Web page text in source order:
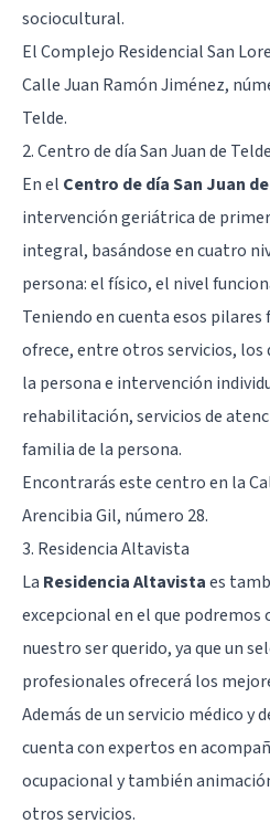
sociocultural.
El Complejo Residencial San
Calle Juan Ramón Jiménez,
Telde.
2. Centro de día San Juan de Telde
En el Centro de día San Juan
intervención geriátrica de
integral, basándose en cuatro
persona: el físico, el nivel
Teniendo en cuenta esos
ofrece, entre otros servicios, los
la persona e intervención
rehabilitación, servicios de
familia de la persona.
Encontrarás este centro en la
Arencibia Gil, número 28.
3. Residencia Altavista
La Residencia Altavistaes
excepcional en el que podremos
nuestro ser querido, ya que un
profesionales ofrecerá los
Además de un servicio médico y
cuenta con expertos en
ocupacional y también
otros servicios.